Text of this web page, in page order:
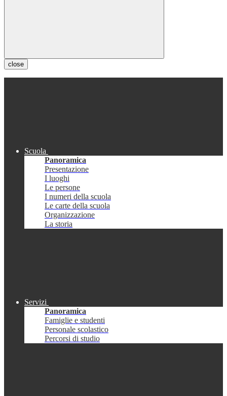
close
Scuola
Panoramica
Presentazione
I luoghi
Le persone
I numeri della scuola
Le carte della scuola
Organizzazione
La storia
Servizi
Panoramica
Famiglie e studenti
Personale scolastico
Percorsi di studio